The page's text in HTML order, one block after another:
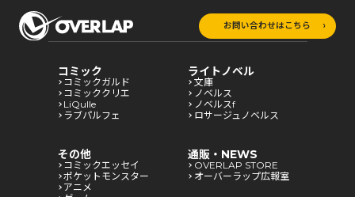
お問い合わせはこちら
コミック
コミックガルド
コミッククリエ
LiQulle
ラブパルフェ
ライトノベル
文庫
ノベルス
ノベルスf
ロサージュノベルス
その他
コミックエッセイ
ポケットモンスター
アニメ
通販・NEWS
OVERLAP STORE
オーバーラップ広報室